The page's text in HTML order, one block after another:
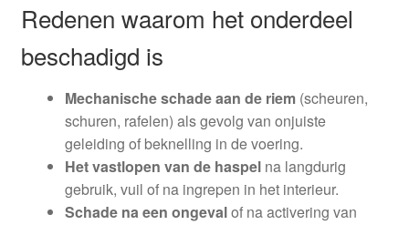
Redenen waarom het onderdeel
beschadigd is
Mechanische schade aan de riem(scheuren,
schuren, rafelen) als gevolg van onjuiste
geleiding of beknelling in de voering.
Het vastlopen van de haspelna langdurig
gebruik, vuil of na ingrepen in het interieur.
Schade na een ongevalof na activering van